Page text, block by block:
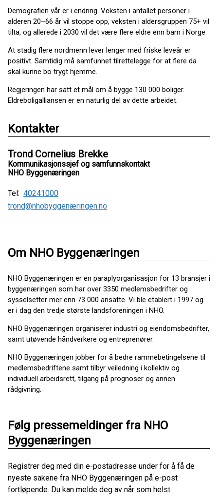
Demografien vår er i endring. Veksten i antallet personer i
alderen 20–66 år vil stoppe opp, veksten i aldersgruppen 75+ vil
tilta, og allerede i 2030 vil det være flere eldre enn barn i Norge.
At stadig flere nordmenn lever lenger med friske leveår er
positivt. Samtidig må samfunnet tilrettelegge for at flere da
skal kunne bo trygt hjemme.
Regjeringen har satt et mål om å bygge 130 000 boliger.
Eldreboligalliansen er en naturlig del av dette arbeidet.
Kontakter
Trond Cornelius Brekke
Kommunikasjonssjef og samfunnskontakt
NHO Byggenæringen
Tel: 40241000
trond@nhobyggenæringen.no
Om NHO Byggenæringen
NHO Byggenæringen er en paraplyorganisasjon for 13 bransjer i
byggenæringen som har over 3350 medlemsbedrifter og
sysselsetter mer enn 73 000 ansatte. Vi ble etablert i 1997 og
er i dag den tredje største landsforeningen i NHO.
NHO Byggenæringen organiserer industri og eiendomsbedrifter,
samt utøvende håndverkere og entreprenører.
NHO Byggenæringen jobber for å bedre rammebetingelsene til
medlemsbedriftene samt tilbyr veiledning i kollektiv og
individuell arbeidsrett, tilgang på prognoser og annen
rådgivning.
Følg pressemeldinger fra NHO
Byggenæringen
Registrer deg med din e-postadresse under for å få de
nyeste sakene fra NHO Byggenæringen på e-post
fortløpende. Du kan melde deg av når som helst.